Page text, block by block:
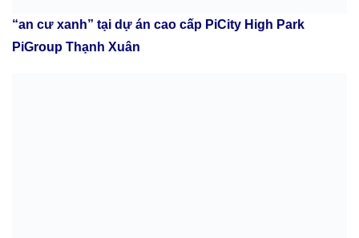
“an cư xanh” tại dự án cao cấp PiCity High Park
PiGroup Thạnh Xuân